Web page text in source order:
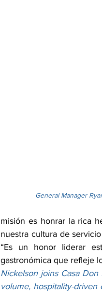
General Manager
misión es honrar la rica
nuestra cultura de
“Es un honor liderar
gastronómica que refleje
Nickelson joins Casa
volume, hospitality-